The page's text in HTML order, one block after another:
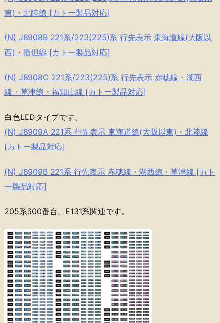
東)・北陸線 [カトー製品対応]
(N) J8908B 221系/223(225)系 行先表示 東海道線(大阪以
西)・播但線 [カトー製品対応]
(N) J8908C 221系/223(225)系 行先表示 赤穂線・湖西
線・草津線・福知山線 [カトー製品対応]
白色LEDタイプです。
(N) J8909A 221系 行先表示 東海道線(大阪以東)・北陸線
[カトー製品対応]
(N) J8909B 221系 行先表示 赤穂線・湖西線・草津線 [カト
ー製品対応]
205系600番台、E131系関連です。